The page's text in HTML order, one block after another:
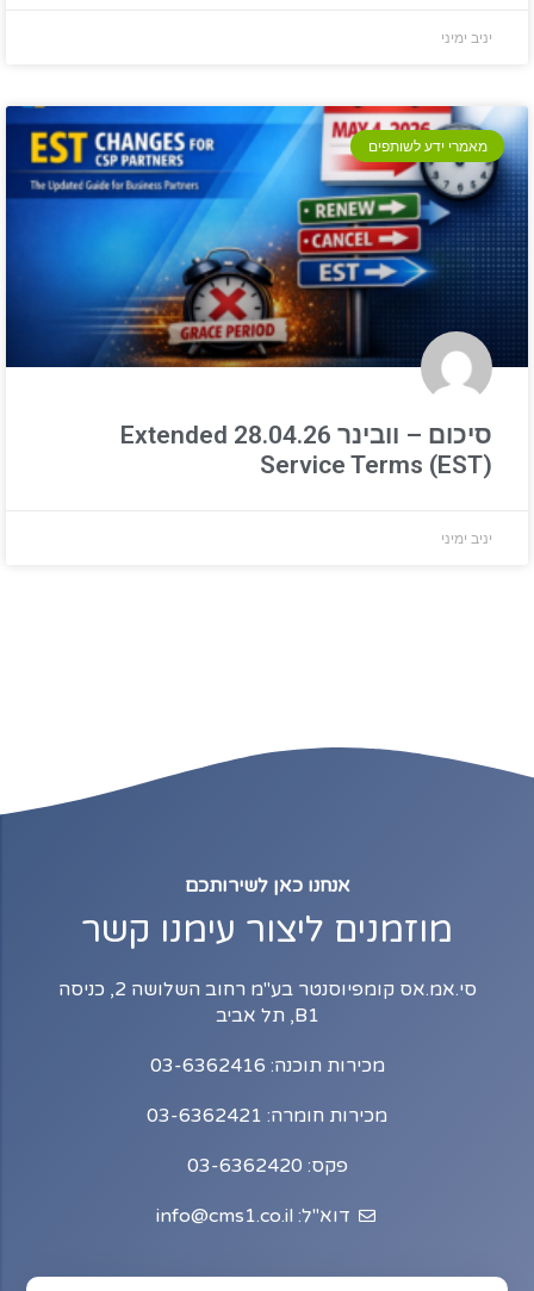
יניב ימיני
מאמרי ידע לשותפים
סיכום – וובינר 28.04.26 Extended
Service Terms (EST)
יניב ימיני
אנחנו כאן לשירותכם
מוזמנים ליצור עימנו קשר
סי.אמ.אס קומפיוסנטר בע"מ רחוב השלושה 2, כניסה
B1, תל אביב
מכירות תוכנה: 03-6362416
מכירות חומרה: 03-6362421
פקס: 03-6362420
דוא"ל: info@cms1.co.il